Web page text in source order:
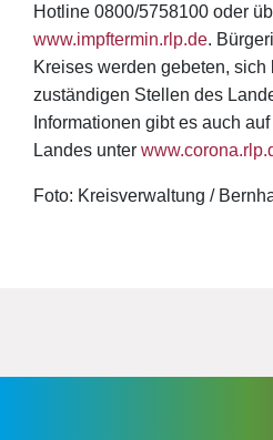
Hotline 0800/5758100 oder
www.impftermin.rlp.de.
Kreises werden gebeten,
zuständigen Stellen des
Informationen gibt es auch
Landes unter
Foto: Kreisverwaltung /